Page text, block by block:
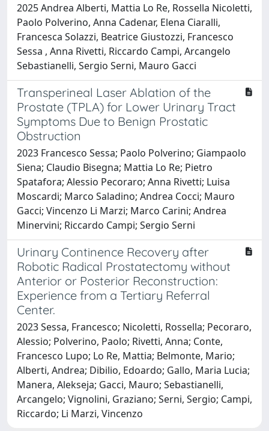
2025 Andrea Alberti, Mattia Lo Re, Rossella Nicoletti,
Paolo Polverino, Anna Cadenar, Elena Ciaralli,
Francesca Solazzi, Beatrice Giustozzi, Francesco
Sessa , Anna Rivetti, Riccardo Campi, Arcangelo
Sebastianelli, Sergio Serni, Mauro Gacci
Transperineal Laser Ablation of the
Prostate (TPLA) for Lower Urinary Tract
Symptoms Due to Benign Prostatic
Obstruction
2023 Francesco Sessa; Paolo Polverino; Giampaolo
Siena; Claudio Bisegna; Mattia Lo Re; Pietro
Spatafora; Alessio Pecoraro; Anna Rivetti; Luisa
Moscardi; Marco Saladino; Andrea Cocci; Mauro
Gacci; Vincenzo Li Marzi; Marco Carini; Andrea
Minervini; Riccardo Campi; Sergio Serni
Urinary Continence Recovery after
Robotic Radical Prostatectomy without
Anterior or Posterior Reconstruction:
Experience from a Tertiary Referral
Center.
2023 Sessa, Francesco; Nicoletti, Rossella; Pecoraro,
Alessio; Polverino, Paolo; Rivetti, Anna; Conte,
Francesco Lupo; Lo Re, Mattia; Belmonte, Mario;
Alberti, Andrea; Dibilio, Edoardo; Gallo, Maria Lucia;
Manera, Alekseja; Gacci, Mauro; Sebastianelli,
Arcangelo; Vignolini, Graziano; Serni, Sergio; Campi,
Riccardo; Li Marzi, Vincenzo